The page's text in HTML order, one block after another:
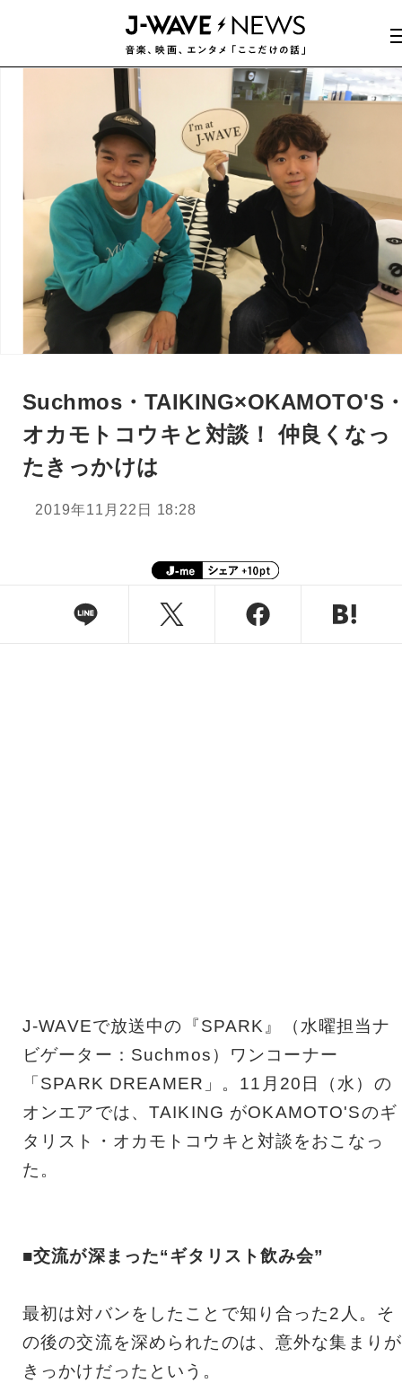
Suchmos・TAIKING×OKAMOTO'S
オカモトコウキと対談！ 仲良くなっ
たきっかけは
2019年11月22日 18:28
J-WAVEで放送中の『SPARK』（水曜担当ナ
ビゲーター：Suchmos）ワンコーナー
「SPARK DREAMER」。11月20日（水）の
オンエアでは、TAIKING がOKAMOTO'Sのギ
タリスト・オカモトコウキと対談をおこなっ
た。
■交流が深まった“ギタリスト飲み会”
最初は対バンをしたことで知り合った2人。そ
の後の交流を深められたのは、意外な集まりが
きっかけだったという。